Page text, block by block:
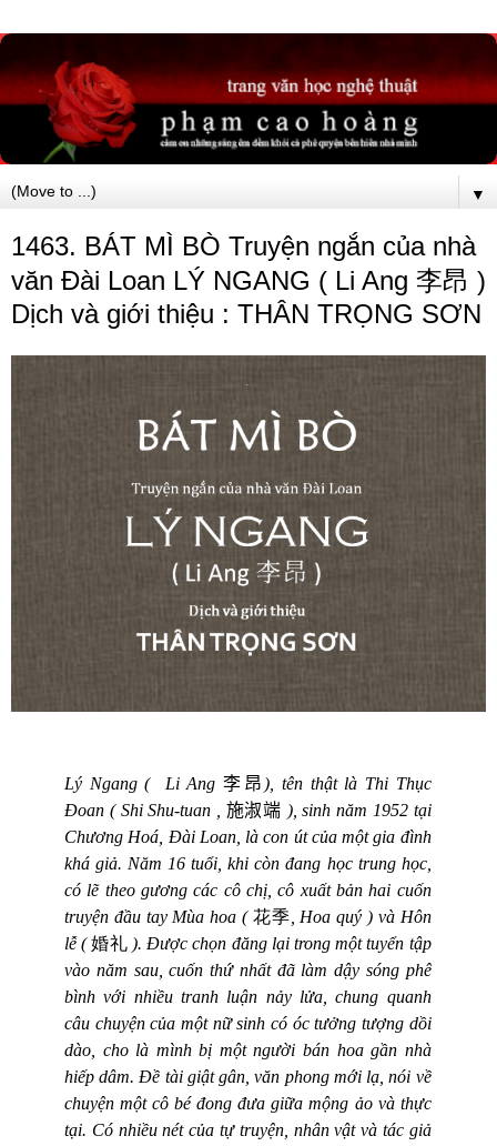
▼
1463. BÁT MÌ BÒ Truyện ngắn của nhà
văn Đài Loan LÝ NGANG ( Li Ang 李昂 )
Dịch và giới thiệu : THÂN TRỌNG SƠN
Lý Ngang ( Li Ang李昂 ), tên thật là Thi Thục
Đoan ( Shi Shu-tuan 施淑端 ), sinh năm 1952 tại
Chương Hoá, Đài Loan, là con út của một gia đình
khá giả. Năm 16 tuổi, khi còn đang học trung học,
có lẽ theo gương các cô chị, cô xuất bản hai cuốn
truyện đầu tay Mùa hoa ( 花季 , Hoa quý ) và Hôn
lễ (婚礼). Được chọn đăng lại trong một tuyển tập
vào năm sau, cuốn thứ nhất đã làm dậy sóng phê
bình với nhiều tranh luận nảy lửa, chung quanh
câu chuyện của một nữ sinh có óc tưởng tượng dồi
dào, cho là mình bị một người bán hoa gần nhà
hiếp dâm. Đề tài giật gân, văn phong mới lạ, nói về
chuyện một cô bé đong đưa giữa mộng ảo và thực
tại. Có nhiều nét của tự truyện, nhân vật và tác giả